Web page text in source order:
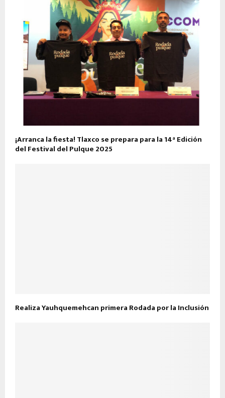
¡Arranca la fiesta! Tlaxco se prepara para la 14ª Edición
del Festival del Pulque 2025
Realiza Yauhquemehcan primera Rodada por la Inclusión